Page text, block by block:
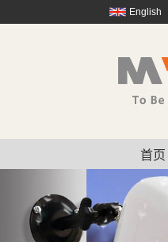
English
首页